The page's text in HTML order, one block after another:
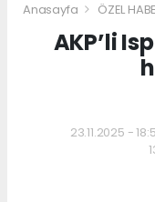
Anasayfa ÖZEL
AKP’li
23.11.2025 -